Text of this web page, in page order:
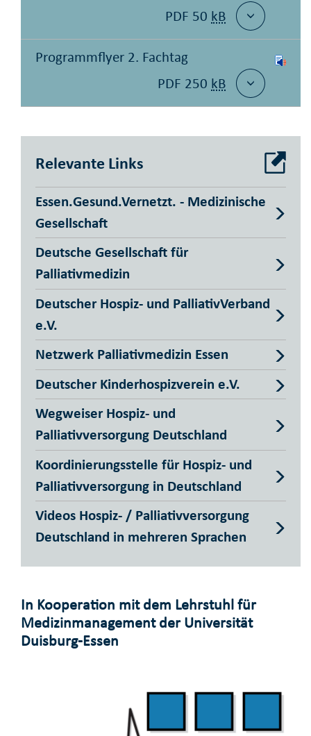
PDF 50 kB
Programmflyer 2. Fachtag
PDF 250 kB
Relevante Links
Essen.Gesund.Vernetzt. - Medizinische
Gesellschaft
Deutsche Gesellschaft für
Palliativmedizin
Deutscher Hospiz- und PalliativVerband
e.V.
Netzwerk Palliativmedizin Essen
Deutscher Kinderhospizverein e.V.
Wegweiser Hospiz- und
Palliativversorgung Deutschland
Koordinierungsstelle für Hospiz- und
Palliativversorgung in Deutschland
Videos Hospiz- / Palliativversorgung
Deutschland in mehreren Sprachen
In Kooperation mit dem Lehrstuhl für
Medizinmanagement der Universität
Duisburg-Essen